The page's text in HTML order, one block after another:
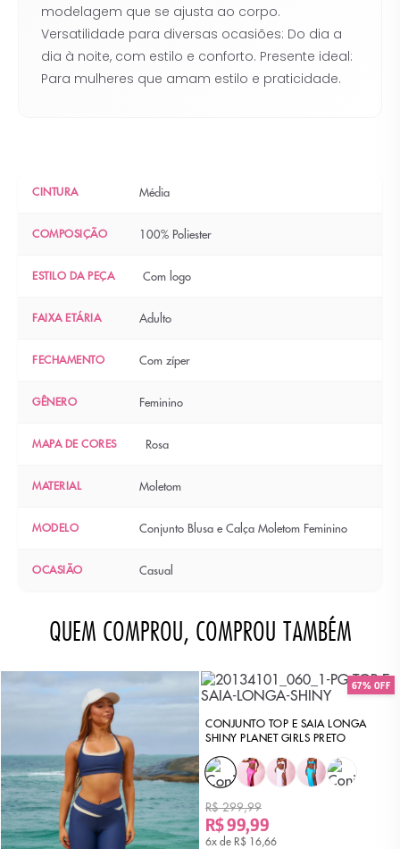
modelagem que se ajusta ao corpo.
Versatilidade para diversas ocasiões: Do dia a
dia à noite, com estilo e conforto. Presente ideal:
Para mulheres que amam estilo e praticidade.
CINTURA Média
COMPOSIÇÃO 100% Poliester
ESTILO DA PEÇA Com logo
FAIXA ETÁRIA Adulto
FECHAMENTO Com zíper
GÊNERO Feminino
MAPA DE CORES Rosa
MATERIAL Moletom
MODELO Conjunto Blusa e Calça Moletom Feminino
OCASIÃO Casual
QUEM COMPROU, COMPROU TAMBÉM
67% OFF
CONJUNTO TOP E SAIA LONGA
SHINY PLANET GIRLS PRETO
R$ 299,99
R$ 99,99
6x de R$ 16,66